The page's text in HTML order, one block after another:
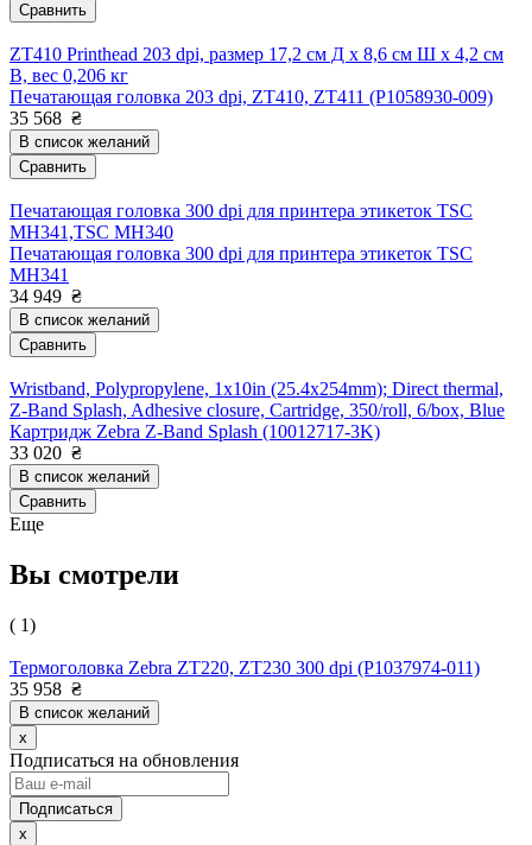
Сравнить
ZT410 Printhead 203 dpi, размер 17,2 см Д х 8,6 см Ш х 4,2 см
В, вес 0,206 кг
Печатающая головка 203 dpi, ZT410, ZT411 (P1058930-009)
35 568 ₴
В список желаний
Сравнить
Печатающая головка 300 dpi для принтера этикеток TSC
MH341,TSC MH340
Печатающая головка 300 dpi для принтера этикеток TSC
MH341
34 949 ₴
В список желаний
Сравнить
Wristband, Polypropylene, 1x10in (25.4x254mm); Direct thermal,
Z-Band Splash, Adhesive closure, Cartridge, 350/roll, 6/box, Blue
Картридж Zebra Z-Band Splash (10012717-3K)
33 020 ₴
В список желаний
Сравнить
Еще
Вы смотрели
( 1)
Термоголовка Zebra ZT220, ZT230 300 dpi (P1037974-011)
35 958 ₴
В список желаний
x
Подписаться на обновления
x